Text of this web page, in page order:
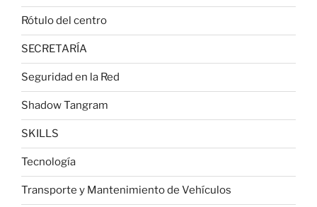
Rótulo del centro
SECRETARÍA
Seguridad en la Red
Shadow Tangram
SKILLS
Tecnología
Transporte y Mantenimiento de Vehículos